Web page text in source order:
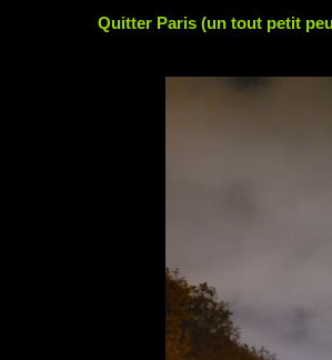
Quitter Paris (un tout petit